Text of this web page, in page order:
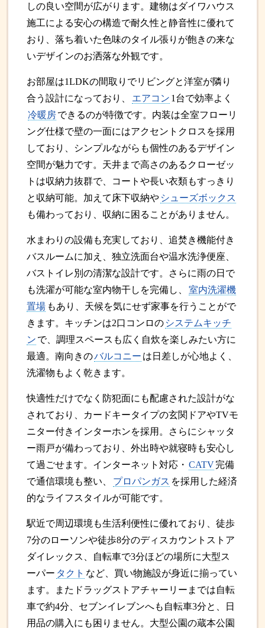
しの良い空間が広がります。建物はダイワハウス
施工による安心の構造で耐久性と静音性に優れて
おり、落ち着いた色味のタイル張りが飽きの来な
いデザインのお洒落な外観です。
お部屋は1LDKの間取りでリビングと洋室が隣り
合う設計になっており、
エアコン 1台で効率よく
冷暖房できるのが特徴です。内装は全室フローリ
ング仕様で壁の一面にはアクセントクロスを採用
しており、シンプルながらも個性のあるデザイン
空間が魅力です。天井まで高さのあるクローゼッ
トは収納力抜群で、コートや長い衣類もすっきり
と収納可能。加えて床下収納や シューズボックス
も備わっており、収納に困ることがありません。
水まわりの設備も充実しており、追焚き機能付き
バスルームに加え、独立洗面台や温水洗浄便座、
バストイレ別の清潔な設計です。さらに雨の日で
も洗濯が可能な室内物干しを完備し、
室内洗濯機
置場 もあり、天候を気にせず家事を行うことがで
きます。キッチンは2口コンロの システムキッチ
ン で、調理スペースも広く自炊を楽しみたい方に
最適。南向きのバルコニー は日差しが心地よく、
洗濯物もよく乾きます。
快適性だけでなく防犯面にも配慮された設計がな
されており、カードキータイプの玄関ドアやTVモ
ニター付きインターホンを採用。さらにシャッタ
ー雨戸が備わっており、外出時や就寝時も安心し
て過ごせます。インターネット対応・ CATV完備
で通信環境も整い、
プロパンガス を採用した経済
的なライフスタイルが可能です。
駅近で周辺環境も生活利便性に優れており、徒歩
7分のローソンや徒歩8分のディスカウントストア
ダイレックス、自転車で3分ほどの場所に大型ス
ーパー タクト など、買い物施設が身近に揃ってい
ます。またドラッグストアチャーリーまでは自転
車で約4分、セブンイレブンへも自転車3分と、日
用品の購入にも困りません。大型公園の蔵本公園